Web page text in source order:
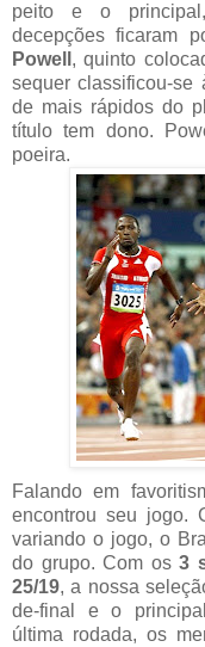
peito e o
decepções ficaram
Powell , quinto
sequer classificou-se
de mais rápidos do
título tem dono.
poeira.
Falando em
encontrou seu jogo.
variando o jogo, o
do grupo. Com os3
25/19, a nossa
de-final e o
última rodada, os